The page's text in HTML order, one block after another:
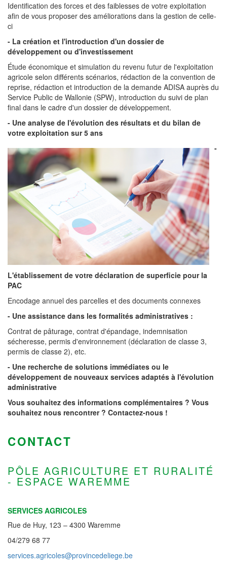
Identification des forces et des faiblesses de votre exploitation
afin de vous proposer des améliorations dans la gestion de celle-
ci
- La création et l'introduction d'un dossier de
développement ou d'investissement
Étude économique et simulation du revenu futur de l'exploitation
agricole selon différents scénarios, rédaction de la convention de
reprise, rédaction et introduction de la demande ADISA auprès du
Service Public de Wallonie (SPW), introduction du suivi de plan
final dans le cadre d'un dossier de développement.
- Une analyse de l'évolution des résultats et du bilan de
votre exploitation sur 5 ans
-
L'établissement de votre déclaration de superficie pour la
PAC
Encodage annuel des parcelles et des documents connexes
- Une assistance dans les formalités administratives :
Contrat de pâturage, contrat d'épandage, indemnisation
sécheresse, permis d'environnement (déclaration de classe 3,
permis de classe 2), etc.
- Une recherche de solutions immédiates ou le
développement de nouveaux services adaptés à l'évolution
administrative
Vous souhaitez des informations complémentaires ? Vous
souhaitez nous rencontrer ? Contactez-nous !
CONTACT
PÔLE AGRICULTURE ET RURALITÉ
- ESPACE WAREMME
SERVICES AGRICOLES
Rue de Huy, 123 – 4300 Waremme
04/279 68 77
services.agricoles@provincedeliege.be